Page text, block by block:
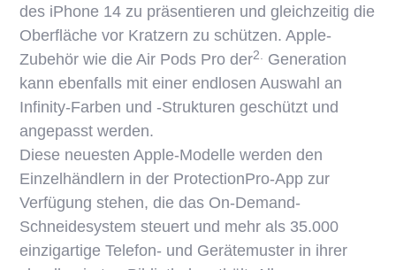
des iPhone 14 zu präsentieren und gleichzeitig die
Oberfläche vor Kratzern zu schützen. Apple-
Zubehör wie die Air Pods Pro der2.
Generation
kann ebenfalls mit einer endlosen Auswahl an
Infinity-Farben und -Strukturen geschützt und
angepasst werden.
Diese neuesten Apple-Modelle werden den
Einzelhändlern in der ProtectionPro-App zur
Verfügung stehen, die das On-Demand-
Schneidesystem steuert und mehr als 35.000
einzigartige Telefon- und Gerätemuster in ihrer